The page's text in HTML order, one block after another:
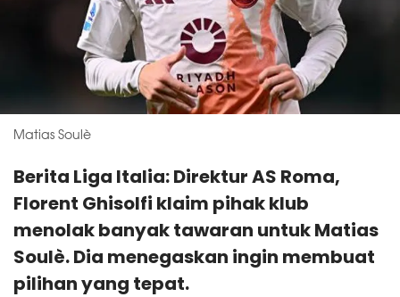
Matias Soulè
Berita Liga Italia: Direktur AS Roma,
Florent Ghisolfi klaim pihak klub
menolak banyak tawaran untuk Matias
Soulè. Dia menegaskan ingin membuat
pilihan yang tepat.